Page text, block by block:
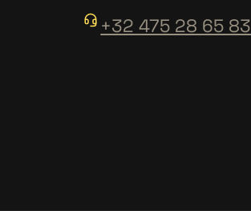
+32 475 28 65 83